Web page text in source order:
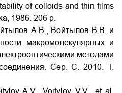
of colloids and thin films
1986. 206 p.
А.В., Войтылов В.В. и
макромолекулярных и
методами
Сер. С. 2010. Т.
A.V., Voitylov V.V., et al.